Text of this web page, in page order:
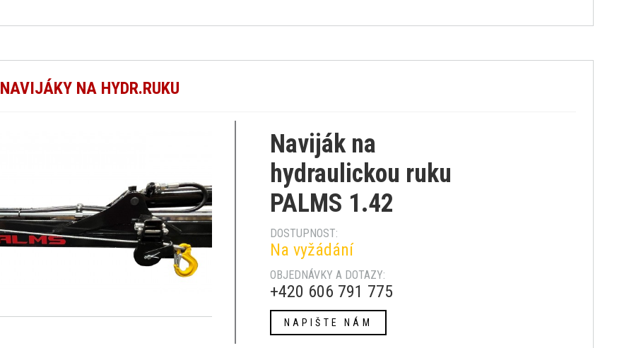
NAVIJÁKY NA HYDR.RUKU
Naviják na
hydraulickou ruku
PALMS 1.42
DOSTUPNOST:
Na vyžádání
OBJEDNÁVKY A DOTAZY:
+420 606 791 775
NAPIŠTE NÁM